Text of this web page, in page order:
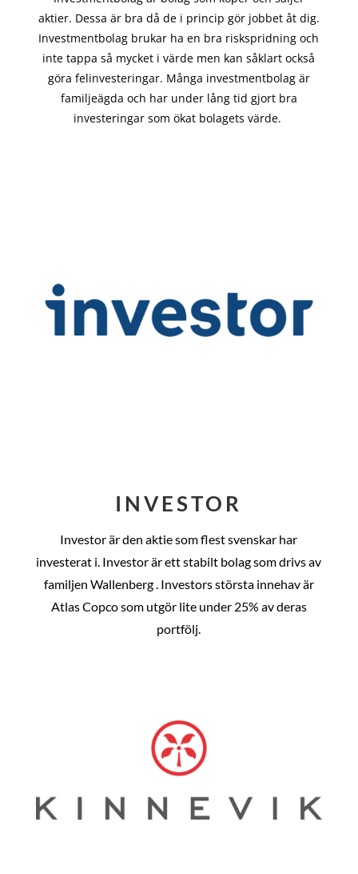
aktier. Dessa är bra då de i princip görjobbet åt dig.
Investmentbolag brukar ha en bra riskspridning och
inte tappa så mycket i värde men kan såklart också
göra felinvesteringar. Många investmentbolag är
familjeägda och har under lång tid gjort bra
investeringar som ökat bolagets värde.
INVESTOR
Investor är den aktie som flest svenskar har
investerat i. Investor är ett stabilt bolag som drivs av
familjen Wallenberg . Investors största innehav är
Atlas Copco som utgör lite under 25% av deras
portfölj.